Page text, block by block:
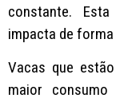
constante.
impacta de
Vacas que
maior consumo